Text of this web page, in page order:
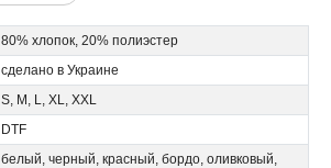
80% хлопок, 20% полиэстер
сделано в Украине
S, M, L, XL, XXL
DTF
белый, черный, красный, бордо, оливковый,